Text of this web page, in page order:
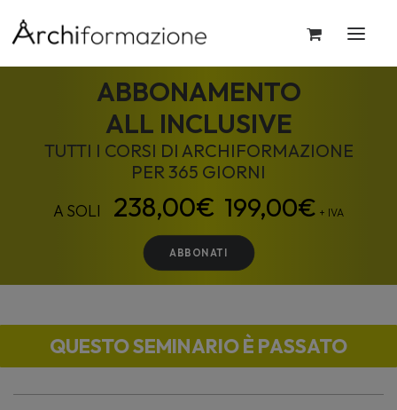
ABBONAMENTO
ALL INCLUSIVE
TUTTI I CORSI DI ARCHIFORMAZIONE
PER 365 GIORNI
199,00€ + IVA
ABBONATI
QUESTO SEMINARIO È PASSATO